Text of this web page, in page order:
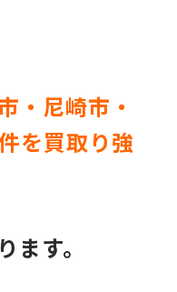
・尼崎市・
を買取り強
ます。